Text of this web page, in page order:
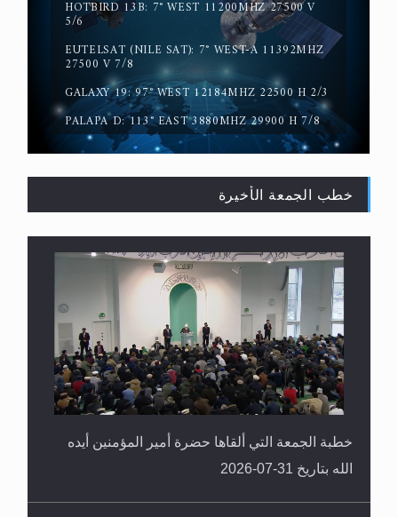
القرآن قاضٍ وحكمٌ على السنة ومهيمنٌ عليها.. ليس
العكس
لا ناسخ ولا منسوخ في القرآن الكريم
EUTELSAT (NILE SAT): 7° WEST-A 11392MHZ
27500 V 7/8
GALAXY 19: 97° WEST 12184MHZ 22500 H 2/3
PALAPA D: 113° EAST 3880MHZ 29900 H 7/8
خطب الجمعة الأخيرة
خطبة الجمعة التي ألقاها حضرة أمير المؤمنين أيده